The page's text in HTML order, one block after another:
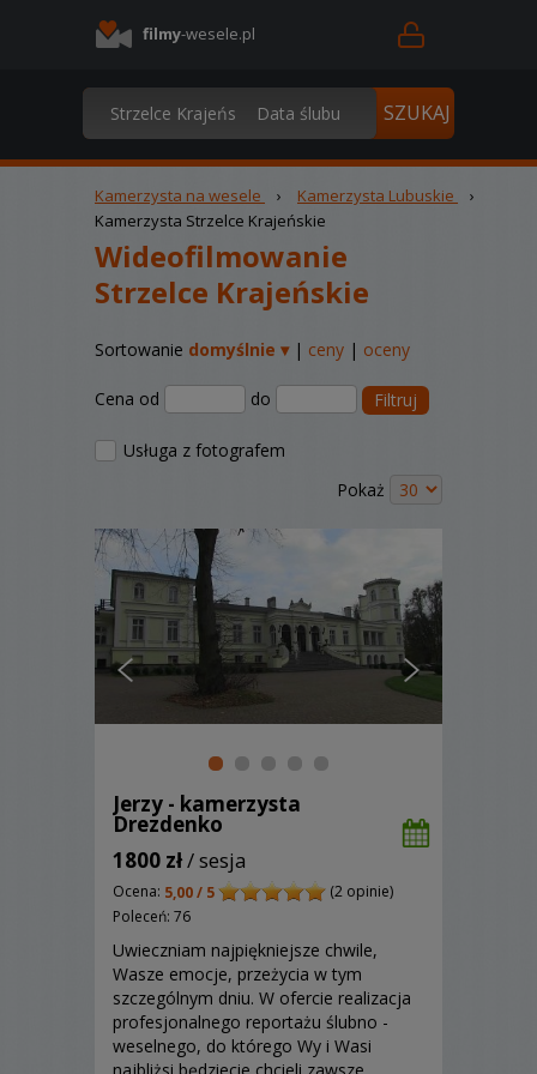
filmy-wesele.pl
Kamerzysta na wesele › Kamerzysta Lubuskie
›
Kamerzysta Strzelce Krajeńskie
Wideofilmowanie
Strzelce Krajeńskie
Sortowanie domyślnie ▾| ceny | oceny
Cena od do Filtruj
Usługa z fotografem
Pokaż
Jerzy - kamerzysta
Drezdenko
1800 zł/ sesja
Ocena: 5,00 / 5
(2 opinie)
Poleceń: 76
Uwieczniam najpiękniejsze chwile,
Wasze emocje, przeżycia w tym
szczególnym dniu. W ofercie realizacja
profesjonalnego reportażu ślubno -
weselnego, do którego Wy i Wasi